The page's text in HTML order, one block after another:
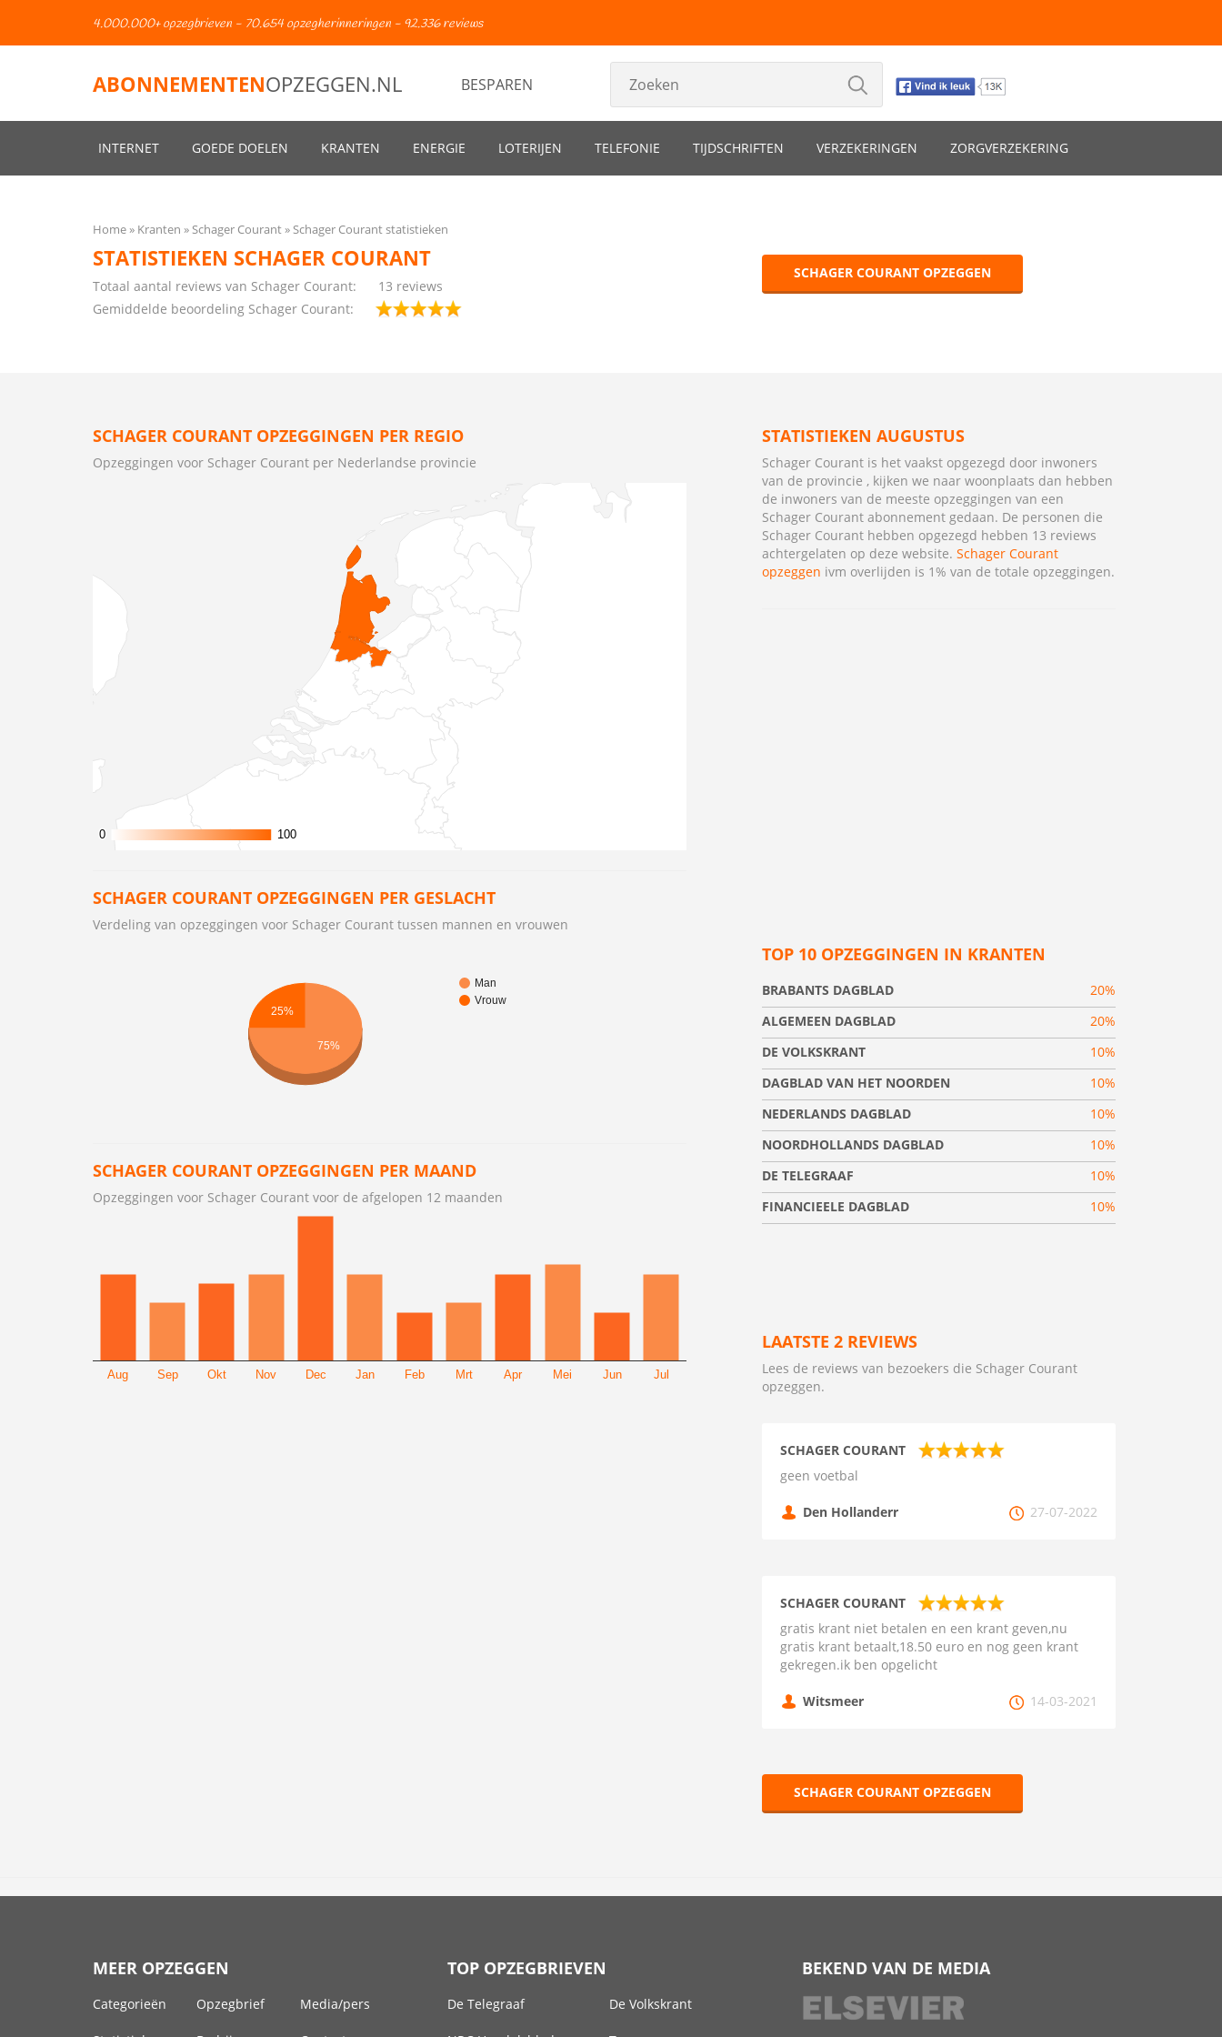
4.000.000+ opzegbrieven - 70.654 opzegherinneringen - 92.336 reviews
ABONNEMENTENOPZEGGEN.NL BESPAREN
INTERNET GOEDE DOELEN KRANTEN ENERGIE LOTERIJEN TELEFONIE TIJDSCHRIFTEN VERZEKERINGEN ZORGVERZEKERING
Home Kranten Schager Courant Schager Courant statistieken
STATISTIEKEN SCHAGER COURANT
Totaal aantal reviews van Schager Courant:
13 reviews
Gemiddelde beoordeling Schager Courant:
SCHAGER COURANT OPZEGGEN
SCHAGER COURANT OPZEGGINGEN PER REGIO
Opzeggingen voor Schager Courant per Nederlandse provincie
0
0 100
100
SCHAGER COURANT OPZEGGINGEN PER GESLACHT
Verdeling van opzeggingen voor Schager Courant tussen mannen en vrouwen
Man
Vrouw
25%
75%
SCHAGER COURANT OPZEGGINGEN PER MAAND
Opzeggingen voor Schager Courant voor de afgelopen 12 maanden
Aug Sep Okt Nov Dec Jan Feb Mrt Apr Mei Jun Jul
STATISTIEKEN AUGUSTUS
Schager Courant is het vaakst opgezegd door inwoners
van de provincie , kijken we naar woonplaats dan hebben
de inwoners van de meeste opzeggingen van een
Schager Courant abonnement gedaan. De personen die
Schager Courant hebben opgezegd hebben 13 reviews
achtergelaten op deze website. Schager Courant
opzeggen ivm overlijden is 1% van de totale opzeggingen.
TOP 10 OPZEGGINGEN IN KRANTEN
BRABANTS DAGBLAD
20%
ALGEMEEN DAGBLAD
20%
DE VOLKSKRANT
10%
DAGBLAD VAN HET NOORDEN
10%
NEDERLANDS DAGBLAD
10%
NOORDHOLLANDS DAGBLAD
10%
DE TELEGRAAF
10%
FINANCIEELE DAGBLAD
10%
LAATSTE 2 REVIEWS
Lees de reviews van bezoekers die Schager Courant
opzeggen.
SCHAGER COURANT
geen voetbal
Den Hollanderr 27-07-2022
SCHAGER COURANT
gratis krant niet betalen en een krant geven,nu
gratis krant betaalt,18.50 euro en nog geen krant
gekregen.ik ben opgelicht
Witsmeer 14-03-2021
SCHAGER COURANT OPZEGGEN
MEER OPZEGGEN
Categorieën Opzegbrief Media/pers
TOP OPZEGBRIEVEN
De Telegraaf De Volkskrant
BEKEND VAN DE MEDIA